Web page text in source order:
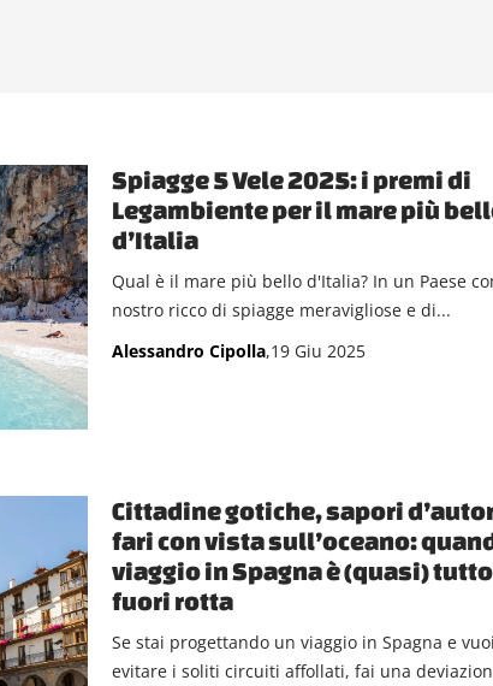
Spiagge 5 Vele 2025: i premi di
Legambiente per il mare più
d’Italia
Qual è il mare più bello d'Italia? In un Paese
nostro ricco di spiagge meravigliose e di...
Alessandro Cipolla,19 Giu 2025
Cittadine gotiche, sapori
fari con vista sull’oceano:
viaggio in Spagna è (quasi) tutto
fuori rotta
Se stai progettando un viaggio in Spagna e vuoi
evitare i soliti circuiti affollati, fai una